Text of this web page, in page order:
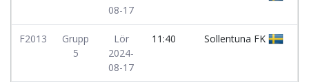
08-17
F2013
Grupp
5
Lör
2024-
08-17
11:40 Sollentuna FK